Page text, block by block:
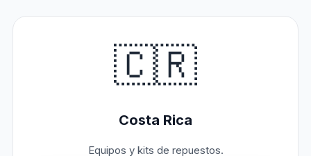
🇨🇷
Costa Rica
Equipos y kits de repuestos.